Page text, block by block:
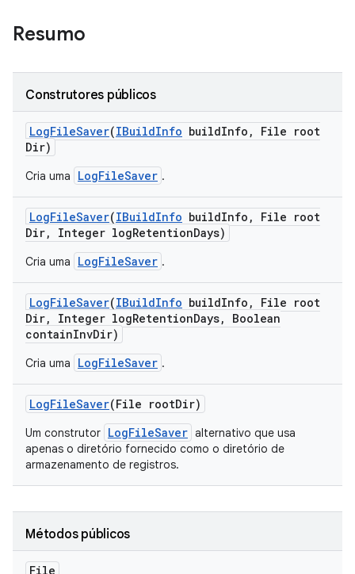
Resumo
Construtores públicos
LogFileSaver(IBuildInfo buildInfo ,
File root
Dir)
Cria uma LogFileSaver .
LogFileSaver(IBuildInfo buildInfo ,
File root
Dir, Integer logRetentionDays)
Cria uma LogFileSaver .
LogFileSaver(IBuildInfo buildInfo ,
File root
Dir, Integer logRetentionDays,
Boolean
containInvDir)
Cria uma LogFileSaver .
LogFileSaver(File rootDir)
Um construtor LogFileSaver alternativo que usa
apenas o diretório fornecido como o diretório de
armazenamento de registros.
Métodos públicos
File